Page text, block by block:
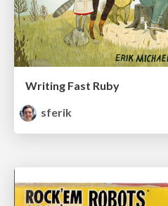
Writing Fast Ruby
sferik